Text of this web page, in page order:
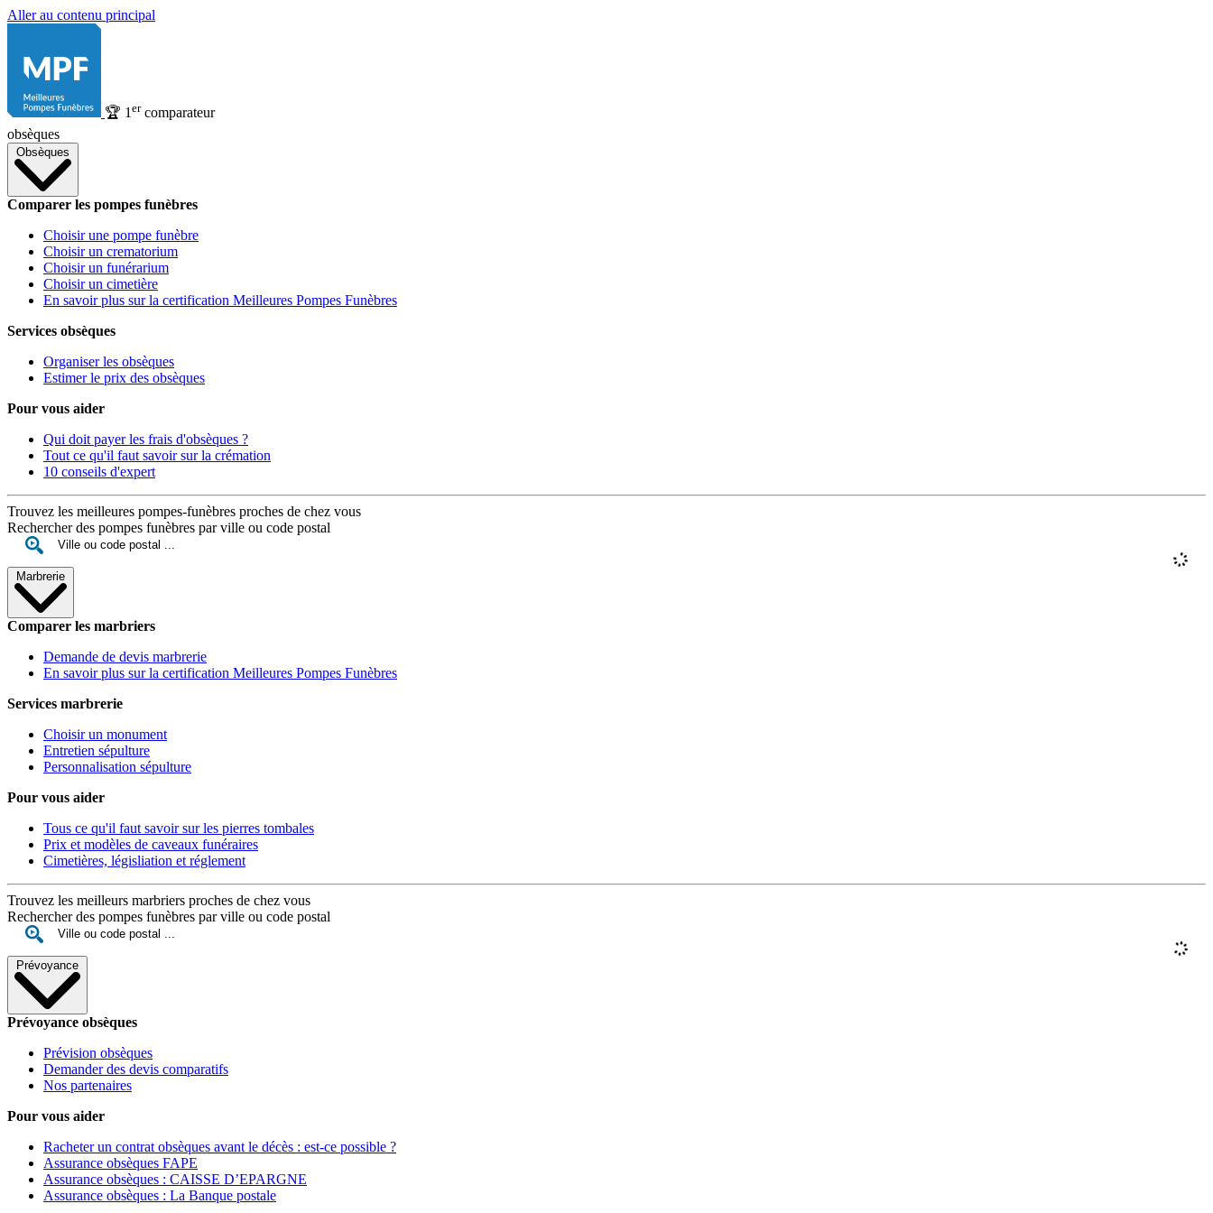
Aller au contenu principal
🏆 1 ercomparateur
obsèques
Obsèques
Comparer les pompes funèbres
Choisir une pompe funèbre
Choisir un crematorium
Choisir un funérarium
Choisir un cimetière
En savoir plus sur la certification Meilleures Pompes Funèbres
Services obsèques
Organiser les obsèques
Estimer le prix des obsèques
Pour vous aider
Qui doit payer les frais d'obsèques ?
Tout ce qu'il faut savoir sur la crémation
10 conseils d'expert
Trouvez les meilleures pompes-funèbres proches de chez vous
Rechercher des pompes funèbres par ville ou code postal
Marbrerie
Comparer les marbriers
Demande de devis marbrerie
En savoir plus sur la certification Meilleures Pompes Funèbres
Services marbrerie
Choisir un monument
Entretien sépulture
Personnalisation sépulture
Pour vous aider
Tous ce qu'il faut savoir sur les pierres tombales
Prix et modèles de caveaux funéraires
Cimetières, législiation et réglement
Trouvez les meilleurs marbriers proches de chez vous
Rechercher des pompes funèbres par ville ou code postal
Prévoyance
Prévoyance obsèques
Prévision obsèques
Demander des devis comparatifs
Nos partenaires
Pour vous aider
Racheter un contrat obsèques avant le décès : est-ce possible ?
Assurance obsèques FAPE
Assurance obsèques : CAISSE D’EPARGNE
Assurance obsèques : La Banque postale